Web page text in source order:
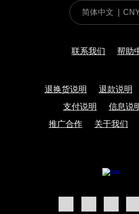
简体中文
联系我们 帮助
退换货说明 退款说明
支付说明
信息说
推广合作
关于我们